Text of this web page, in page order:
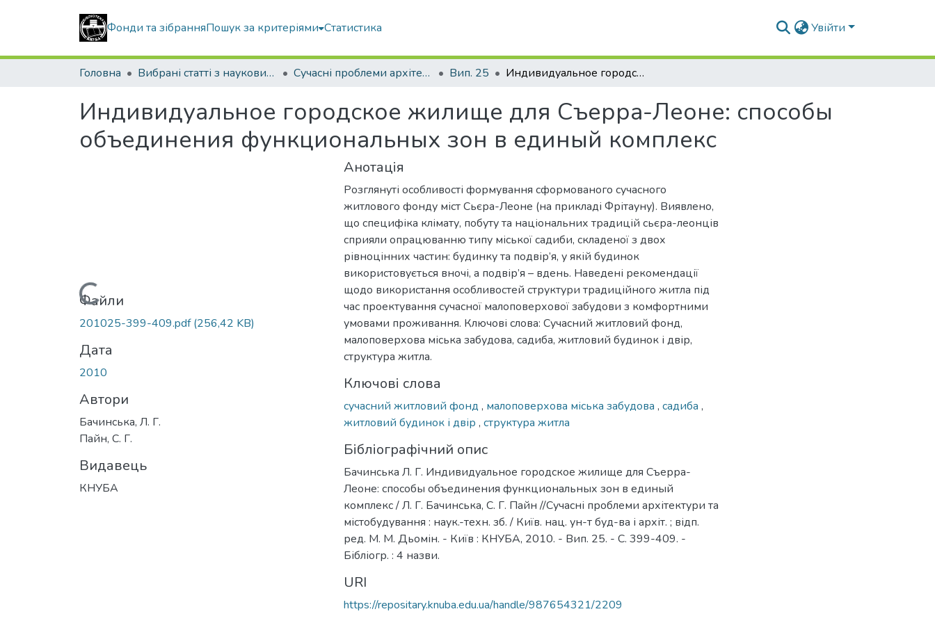
Фонди та зібранняПошук за критеріями Статистика Увійти
Головна Вибрані статті з наукових збірників КНУБА Сучасні проблеми архітектури та містобудування Вип. 25 Индивидуальное городское жилище для Съерра-Леоне: способы объединения функциональных зон в единый комплекс
Индивидуальное городское жилище для Съерра-Леоне: способы
объединения функциональных зон в единый комплекс
Вантажиться...
Файли
201025-399-409.pdf(256,42 KB)
Дата
2010
Автори
Бачинська, Л. Г.
Пайн, С. Г.
Видавець
КНУБА
Анотація
Розглянуті особливості формування сформованого сучасного
житлового фонду міст Сьєра-Леоне (на прикладі Фрітауну). Виявлено,
що специфіка клімату, побуту та національних традицій сьєра-леонців
сприяли опрацюванню типу міської садиби, складеної з двох
рівноцінних частин: будинку та подвір’я, у якій будинок
використовується вночі, а подвір’я – вдень. Наведені рекомендації
щодо використання особливостей структури традиційного житла під
час проектування сучасної малоповерхової забудови з комфортними
умовами проживання. Ключові слова: Сучасний житловий фонд,
малоповерхова міська забудова, садиба, житловий будинок і двір,
структура житла.
Ключові слова
сучасний житловий фонд , малоповерхова міська забудова , садиба ,
житловий будинок і двір , структура житла
Бібліографічний опис
Бачинська Л. Г. Индивидуальное городское жилище для Съерра-
Леоне: способы объединения функциональных зон в единый
комплекс / Л. Г. Бачинська, С. Г. Пайн //Сучасні проблеми архітектури та
містобудування : наук.-техн. зб. / Київ. нац. ун-т буд-ва і архіт. ; відп.
ред. М. М. Дьомін. - Київ : КНУБА, 2010. - Вип. 25. - С. 399-409. -
Бібліогр. : 4 назви.
URI
https://repositary.knuba.edu.ua/handle/987654321/2209